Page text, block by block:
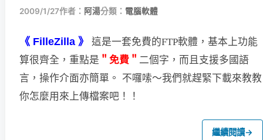
2009/1/27作者： 阿湯分類： 電腦軟體
《 FilleZilla 》
這是一套免費的FTP軟體，基本上功能
算很齊全，重點是 ＂免費＂ 二個字， 而且支援多國語
言，操作介面亦簡單。
不囉嗦～我們就趕緊下載來教教
你怎麼用來上傳檔案吧！！
繼續閱讀→